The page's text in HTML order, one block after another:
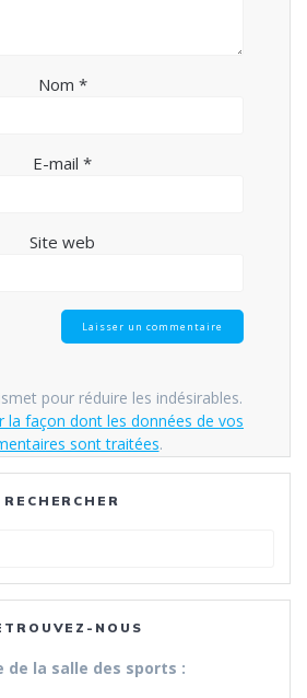
Nom *
E-mail *
Site web
pour réduire les indésirables.
la façon dont les données de vos
sont traitées.
RECHERCHER
:
NOUS
de la salle des sports :